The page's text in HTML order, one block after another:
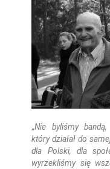
„Nie byliśmy
który działał do
dla Polski, dla
wyrzekliśmy się